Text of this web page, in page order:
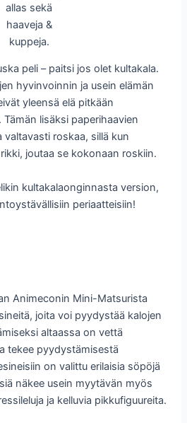
allas sekä
haaveja &
kuppeja.
peli – paitsi jos olet kultakala.
hyvinvoinnin ja usein elämän
yleensä elä pitkään
lisäksi paperihaavien
roskaa, sillä kun
joutaa se kokonaan roskiin.
kultakalaonginnasta version,
periaatteisiin!
Animeconin Mini-Matsurista
joita voi pyydystää kalojen
altaassa on vettä
tekee pyydystämisestä
on valittu erilaisia söpöjä
näkee usein myytävän myös
ja kelluvia pikkufiguureita.